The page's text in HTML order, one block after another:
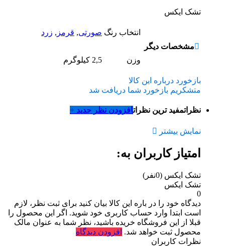
تشک ایکس
مشخصات دیگر
انتخاب رنگ صورتی, قرمز , زرد
وزن 2,5 کیلوگرم
بازخورد درباره این کالا
متشکریم بازخورد شما دریافت شد
نظراتمفید ترین نظراتافزودن نظر جدید +
نمایش بیشتر
امتیاز کاربران به:
تشک ایکس (0نفر)
تشک ایکس
0
دیدگاه خود را در باره این کالا بیان کنید برای ثبت نظر، لازم
است ابتدا وارد حساب کاربری خود شوید. اگر این محصول را
قبلا از این فروشگاه خریده باشید، نظر شما به عنوان مالک
محصول ثبت خواهد شد. افزودن دیدگاه
نظرات کاربران